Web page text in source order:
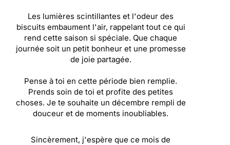
Les lumières scintillantes et l'odeur des
biscuits embaument l'air, rappelant tout ce qui
rend cette saison si spéciale. Que chaque
journée soit un petit bonheur et une promesse
de joie partagée.
Pense à toi en cette période bien remplie.
Prends soin de toi et profite des petites
choses. Je te souhaite un décembre rempli de
douceur et de moments inoubliables.
Sincèrement, j'espère que ce mois de